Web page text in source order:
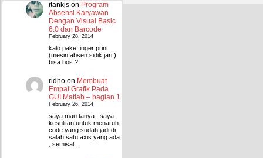
itankjs on Program
Absensi Karyawan
Dengan Visual Basic
6.0 dan Barcode
February 28, 2014
kalo pake finger print
(mesin absen sidik jari )
bisa bos ?
ridho on Membuat
Empat Grafik Pada
GUI Matlab – bagian 1
February 26, 2014
saya mau tanya , saya
kesulitan untuk menaruh
code yang sudah jadi di
salah satu axis yang ada
, semisal…